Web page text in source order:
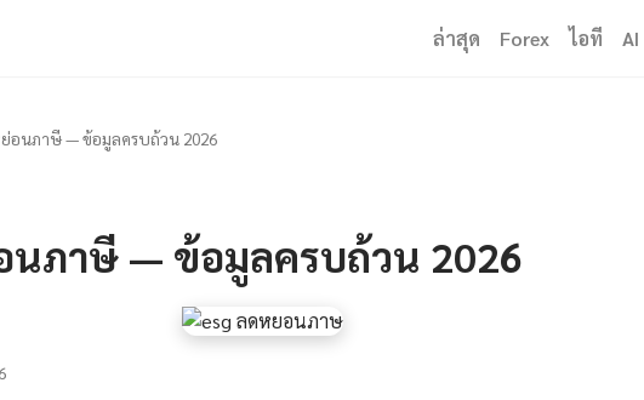
ล่าสุด Forex ไอที AI
อนภาษี — ข้อมูลครบถ้วน 2026
นภาษี — ข้อมูลครบถ้วน 2026